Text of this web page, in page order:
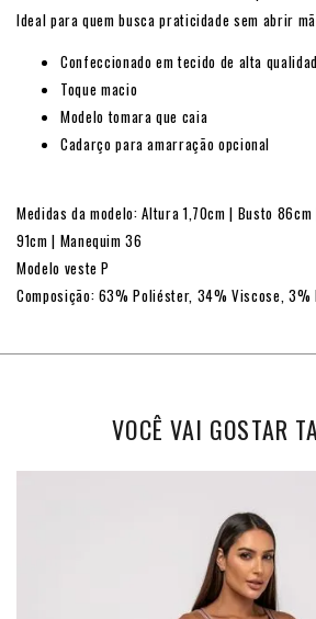
Ideal para quem busca praticidade sem abrir
Confeccionado em tecido de alta
Toque macio
Modelo tomara que caia
Cadarço para amarração opcional
Medidas da modelo: Altura 1,70cm | Busto
91cm | Manequim 36
Modelo veste P
Composição: 63% Poliéster, 34% Viscose, 3%
VOCÊ VAI GOSTAR